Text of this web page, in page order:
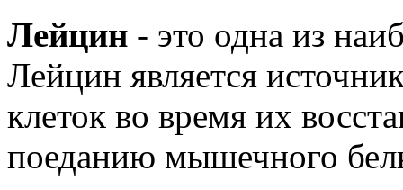
Лейцин - это одна из
Лейцин является
клеток во время их
поеданию мышечного